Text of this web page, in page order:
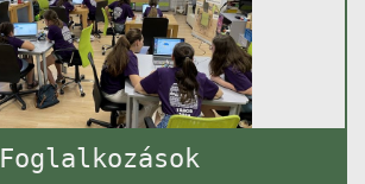
Foglalkozások